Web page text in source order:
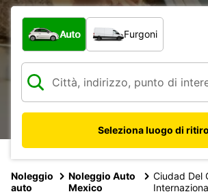
Scegli la tipologia di veicolo:
Auto Furgoni
Seleziona luogo di ritiro
Noleggio
auto
Noleggio Auto
Mexico
Ciudad Del